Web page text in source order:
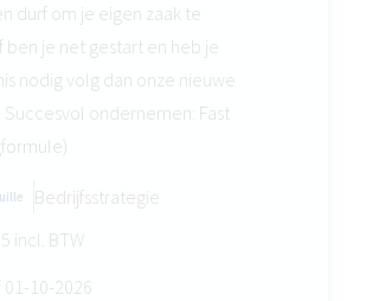
durf om je eigen zaak te
ben je net gestart en heb je
nodig volg dan onze nieuwe
ondernemen: Fast
Bedrijfsstrategie
incl. BTW
01-10-2026